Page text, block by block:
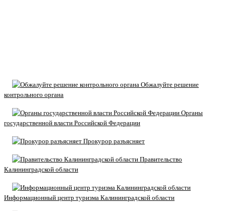
Обжалуйте решение
контрольного органа
Органы
государственной власти Российской Федерации
Прокурор разъясняет
Правительство
Калининградской области
Информационный центр туризма Калининградской области